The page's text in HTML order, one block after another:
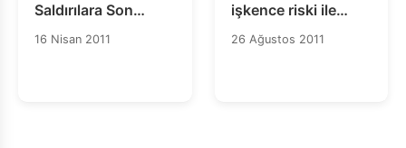
Saldırılara Son
Verilsin!
16 Nisan 2011
işkence riski ile
karşı karşıya
26 Ağustos 2011